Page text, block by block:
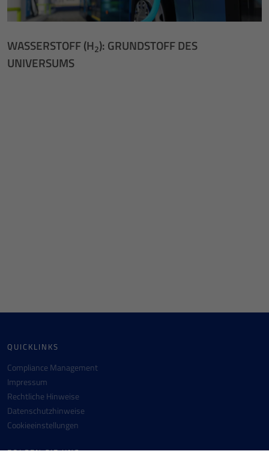
WASSERSTOFF (H2): GRUNDSTOFF DES
UNIVERSUMS
QUICKLINKS
Compliance Management
Impressum
Rechtliche Hinweise
Datenschutzhinweise
Cookieeinstellungen
FOLGEN SIE UNS